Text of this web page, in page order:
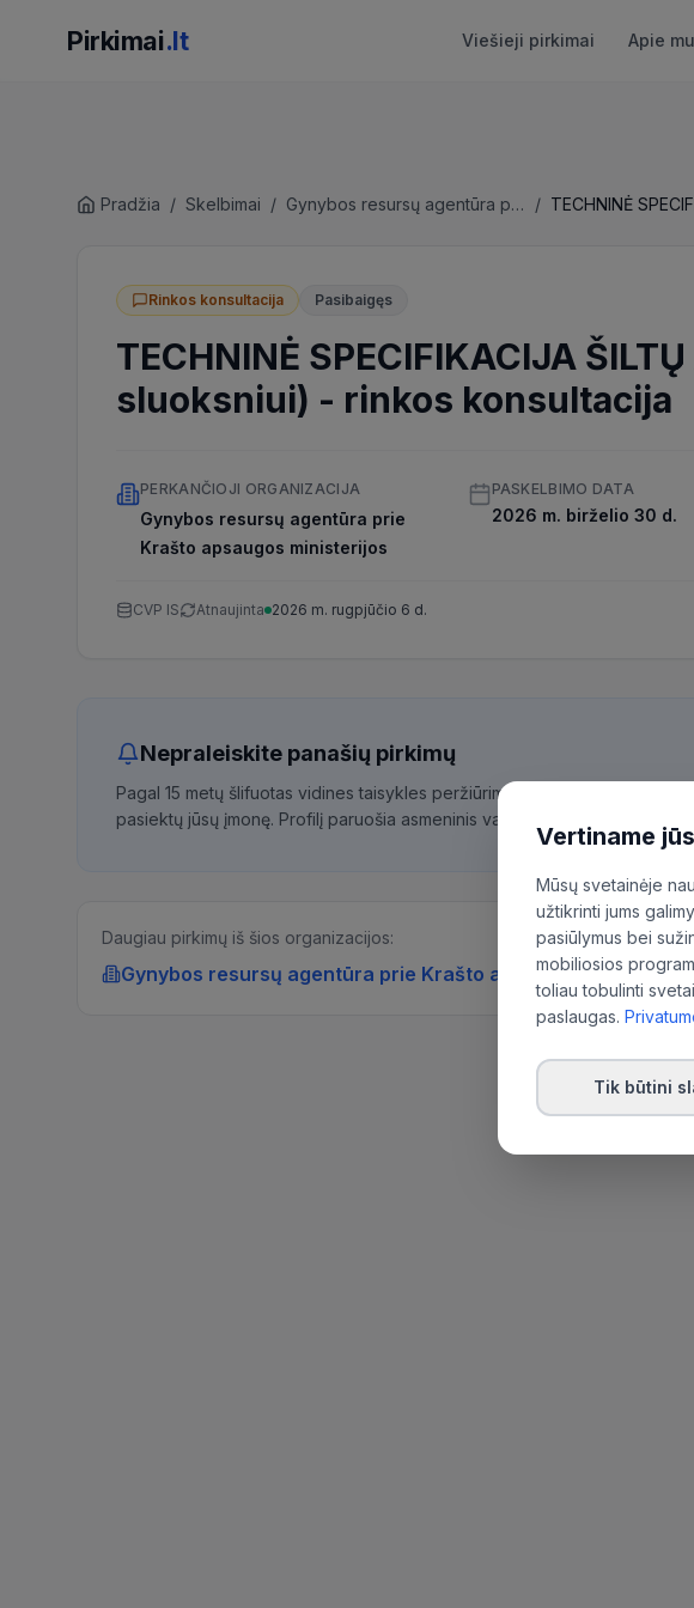
Pirkimai.lt Viešieji pirkimai Apie
Pradžia / Skelbimai / Gynybos resursų agentūra prie Krašto apsaugos ministerijos /
Rinkos konsultacija Pasibaigęs
TECHNINĖ SPECIFIKACIJA
sluoksniui) - rinkos konsultacija
PERKANČIOJI ORGANIZACIJA
Gynybos resursų agentūra prie
Krašto apsaugos ministerijos
PASKELBIMO DATA
2026 m. birželio 30 d.
CVP IS Atnaujinta 2026 m. rugpjūčio 6 d.
Nepraleiskite panašių pirkimų
Pagal 15 metų šlifuotas vidines taisykles peržiūrime kiekvieną pirkimą ir
pasiektų jūsų įmonę. Profilį paruošia asmeninis vadybininkas.
Daugiau pirkimų iš šios organizacijos:
Gynybos resursų agentūra prie Krašto apsaugos
Vertiname
Mūsų svetainėje
užtikrinti jums
pasiūlymus bei
mobiliosios
toliau tobulinti
paslaugas.
Tik būtini